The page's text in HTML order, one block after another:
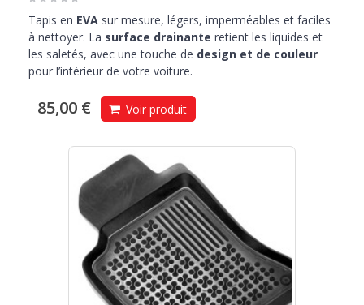
Tapis en EVA sur mesure, légers, imperméables et faciles
à nettoyer. La surface drainante retient les liquides et
les saletés, avec une touche de design et de couleur
pour l’intérieur de votre voiture.
85,00 € Voir produit